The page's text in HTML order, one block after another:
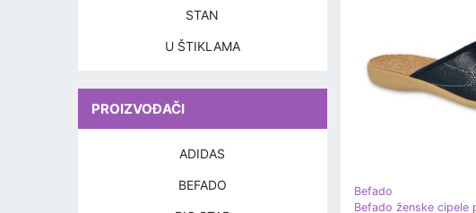
Befado
STAN
U ŠTIKLAMA
PROIZVOĐAČI
ADIDAS
BEFADO